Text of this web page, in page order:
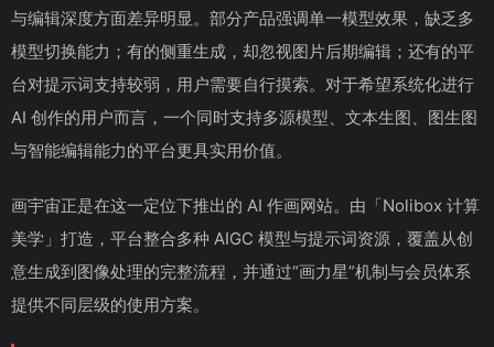
与编辑深度方面差异明显。部分产品强调单一模型效果，缺乏多
模型切换能力；有的侧重生成，却忽视图片后期编辑；还有的平
台对提示词支持较弱，用户需要自行摸索。对于希望系统化进行
AI 创作的用户而言，一个同时支持多源模型、文本生图、图生图
与智能编辑能力的平台更具实用价值。
画宇宙正是在这一定位下推出的 AI 作画网站。由「Nolibox 计算
美学」打造，平台整合多种 AIGC 模型与提示词资源，覆盖从创
意生成到图像处理的完整流程，并通过“画力星”机制与会员体系
提供不同层级的使用方案。